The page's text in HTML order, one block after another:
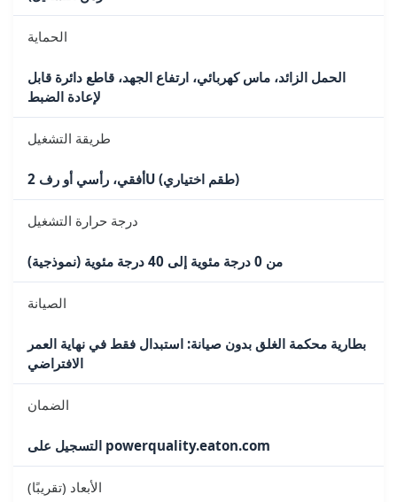
الحماية
الحمل الزائد، ماس كهربائي، ارتفاع الجهد، قاطع دائرة قابل
لإعادة الضبط
طريقة التشغيل
أفقي، رأسي أو رف 2U (طقم اختياري)
درجة حرارة التشغيل
من 0 درجة مئوية إلى 40 درجة مئوية (نموذجية)
الصيانة
بطارية محكمة الغلق بدون صيانة: استبدال فقط في نهاية العمر
الافتراضي
الضمان
التسجيل على powerquality.eaton.com
الأبعاد (تقريبًا)